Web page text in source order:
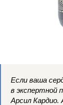
Если ваша
в экспертной
Арсил Кардио.